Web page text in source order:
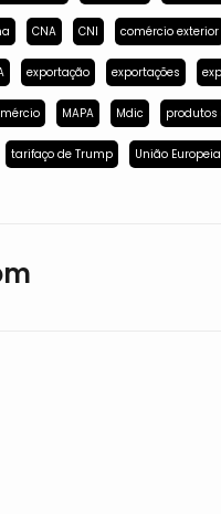
CNA CNI comércio exterior
exportação exportações
MAPA Mdic
tarifaço de Trump União Europeia